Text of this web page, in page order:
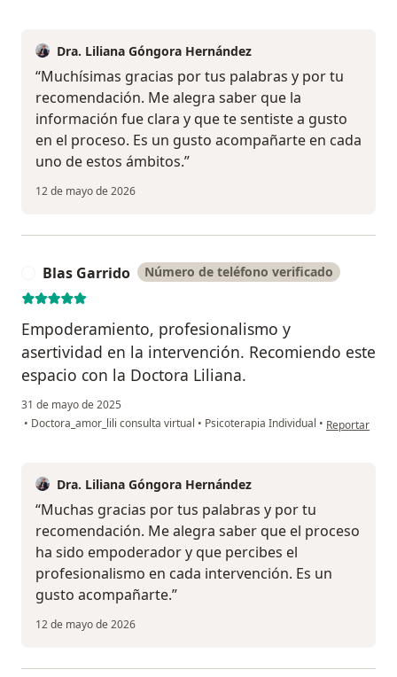
Dra. Liliana Góngora Hernández
“Muchísimas gracias por tus palabras y por tu
recomendación. Me alegra saber que la
información fue clara y que te sentiste a gusto
en el proceso. Es un gusto acompañarte en cada
uno de estos ámbitos.”
12 de mayo de 2026
Blas Garrido Número de teléfono verificado
Empoderamiento, profesionalismo y
asertividad en la intervención. Recomiendo este
espacio con la Doctora Liliana.
31 de mayo de 2025
• Doctora_amor_lili consulta virtual • Psicoterapia Individual • en opinión
Reportar
Dra. Liliana Góngora Hernández
“Muchas gracias por tus palabras y por tu
recomendación. Me alegra saber que el proceso
ha sido empoderador y que percibes el
profesionalismo en cada intervención. Es un
gusto acompañarte.”
12 de mayo de 2026